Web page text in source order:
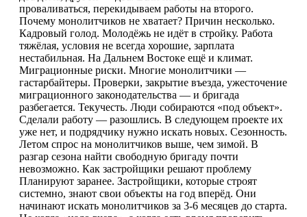
проваливаться, перекидываем работы на второго.
Почему монолитчиков не хватает? Причин несколько.
Кадровый голод. Молодёжь не идёт в стройку. Работа
тяжёлая, условия не всегда хорошие, зарплата
нестабильная. На Дальнем Востоке ещё и климат.
Миграционные риски. Многие монолитчики —
гастарбайтеры. Проверки, закрытие въезда, ужесточение
миграционного законодательства — и бригада
разбегается. Текучесть. Люди собираются «под объект».
Сделали работу — разошлись. В следующем проекте их
уже нет, и подрядчику нужно искать новых. Сезонность.
Летом спрос на монолитчиков выше, чем зимой. В
разгар сезона найти свободную бригаду почти
невозможно. Как застройщики решают проблему
Планируют заранее. Застройщики, которые строят
системно, знают свои объекты на год вперёд. Они
начинают искать монолитчиков за 3-6 месяцев до старта.